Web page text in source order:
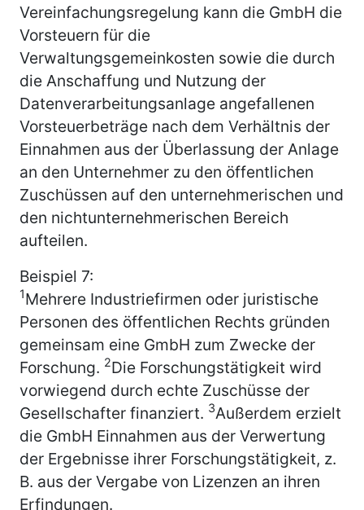
Vereinfachungsregelung kann die GmbH die
Vorsteuern für die
Verwaltungsgemeinkosten sowie die durch
die Anschaffung und Nutzung der
Datenverarbeitungsanlage angefallenen
Vorsteuerbeträge nach dem Verhältnis der
Einnahmen aus der Überlassung der Anlage
an den Unternehmer zu den öffentlichen
Zuschüssen auf den unternehmerischen und
den nichtunternehmerischen Bereich
aufteilen.
Beispiel 7:
1Mehrere Industriefirmen oder juristische
Personen des öffentlichen Rechts gründen
gemeinsam eine GmbH zum Zwecke der
Forschung. 2Die Forschungstätigkeit wird
vorwiegend durch echte Zuschüsse der
Gesellschafter finanziert. 3Außerdem erzielt
die GmbH Einnahmen aus der Verwertung
der Ergebnisse ihrer Forschungstätigkeit, z.
B. aus der Vergabe von Lizenzen an ihren
Erfindungen.